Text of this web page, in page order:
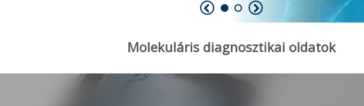
Molekuláris diagnosztikai oldatok